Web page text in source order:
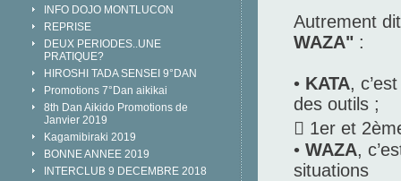
INFO DOJO MONTLUCON
REPRISE
DEUX PERIODES..UNE
PRATIQUE?
HIROSHI TADA SENSEI 9°DAN
Promotions 7°Dan aikikai
8th Dan Aikido Promotions de
Janvier 2019
Kagamibiraki 2019
BONNE ANNEE 2019
INTERCLUB 9 DECEMBRE 2018
Autrement
WAZA" :
• KATA,
des outils ;
 1er et
• WAZA,
situations